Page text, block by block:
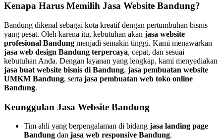
Kenapa Harus Memilih Jasa Website Bandung?
Bandung dikenal sebagai kota kreatif dengan pertumbuhan bisnis
yang pesat. Oleh karena itu, kebutuhan akan jasa website
profesional Bandung menjadi semakin tinggi. Kami menawarkan
jasa web design Bandung terpercaya, cepat, dan sesuai
kebutuhan Anda. Dengan layanan yang lengkap, kami menyediakan
jasa buat website bisnis di Bandung, jasa pembuatan website
UMKM Bandung, serta jasa pembuatan web toko online
Bandung.
Keunggulan Jasa Website Bandung
Tim ahli yang berpengalaman di bidang jasa landing page
Bandung dan jasa web responsive Bandung.